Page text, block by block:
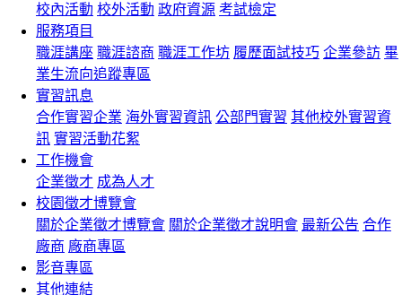
校內活動 校外活動 政府資源 考試檢定
服務項目
職涯講座 職涯諮商 職涯工作坊 履歷面試技巧 企業參訪 畢
業生流向追蹤專區
實習訊息
合作實習企業 海外實習資訊 公部門實習 其他校外實習資
訊 實習活動花絮
工作機會
企業徵才 成為人才
校園徵才博覽會
關於企業徵才博覽會 關於企業徵才說明會 最新公告 合作
廠商 廠商專區
影音專區
其他連結